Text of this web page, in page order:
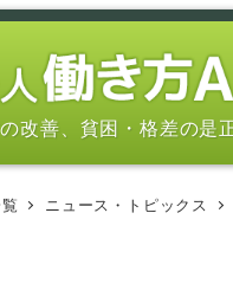
改善、貧困・格差の是
ニュース・トピックス